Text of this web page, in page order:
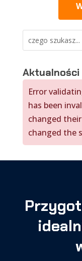
Aktualności
Error
has been
changed
changed the